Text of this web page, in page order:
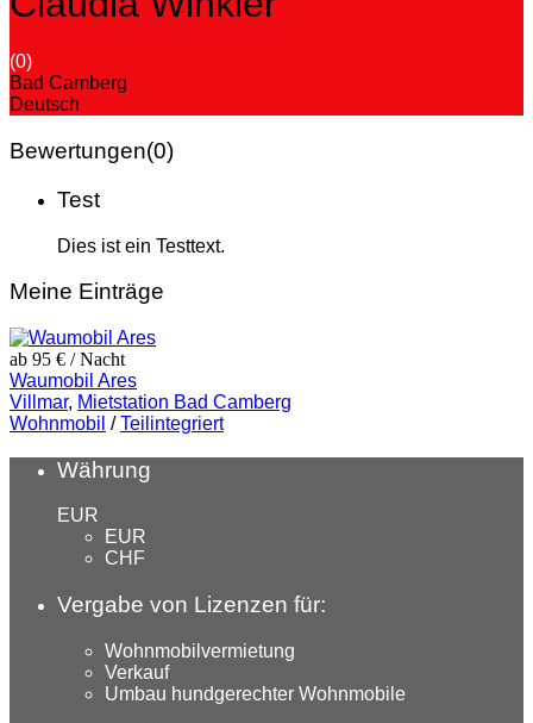
(0)
Bad Camberg
Deutsch
Bewertungen(0)
Test
Dies ist ein Testtext.
Meine Einträge
ab 95 € / Nacht
Waumobil Ares
Villmar, Mietstation Bad Camberg
Wohnmobil /Teilintegriert
Währung
EUR
EUR
CHF
Vergabe von Lizenzen für:
Wohnmobilvermietung
Verkauf
Umbau hundgerechter Wohnmobile